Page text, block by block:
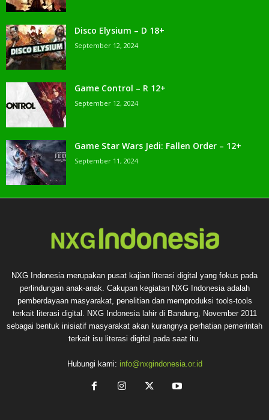
Disco Elysium – D 18+
September 12, 2024
Game Control – R 12+
September 12, 2024
Game Star Wars Jedi: Fallen Order – 12+
September 11, 2024
NXG Indonesia merupakan pusat kajian literasi digital yang fokus pada
perlindungan anak-anak. Cakupan kegiatan NXG Indonesia adalah
pemberdayaan masyarakat, penelitian dan memproduksi tools-tools
terkait literasi digital. NXG Indonesia lahir di Bandung, November 2011
sebagai bentuk inisiatif masyarakat akan kurangnya perhatian pemerintah
terkait isu literasi digital pada saat itu.
Hubungi kami: info@nxgindonesia.or.id